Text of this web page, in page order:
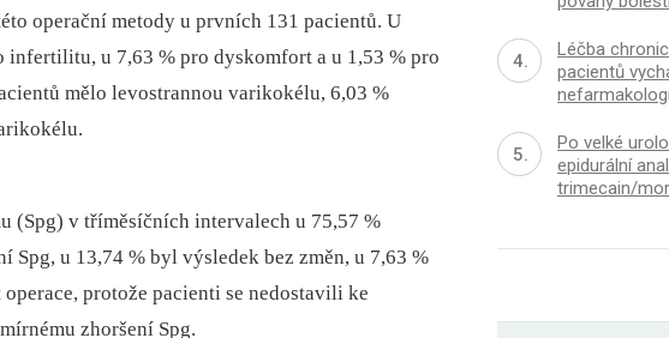
operační metody u prvních 131 pacientů. U
infertilitu, u 7,63 % pro dyskomfort a u 1,53 % pro
mělo levostrannou varikokélu, 6,03 %
(Spg) v tříměsíčních intervalech u 75,57 %
u 13,74 % byl výsledek bez změn, u 7,63 %
protože pacienti se nedostavili ke
zhoršení Spg.
Léčba
pacientů
Po velké
epidurální
trimecain/